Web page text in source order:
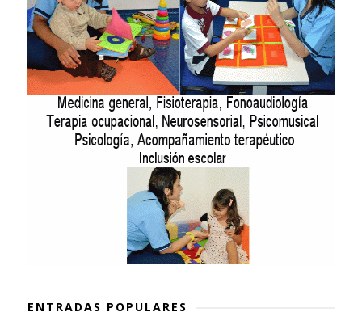
ENTRADAS POPULARES